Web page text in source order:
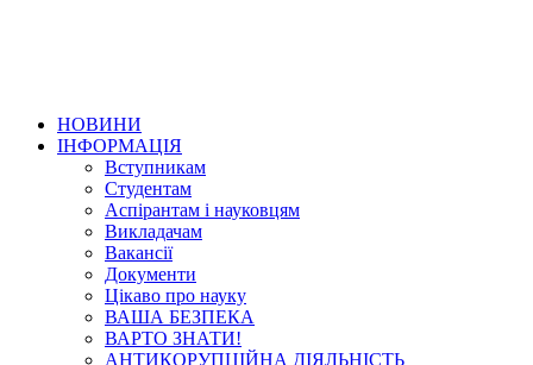
НОВИНИ
ІНФОРМАЦІЯ
Вступникам
Студентам
Аспірантам і науковцям
Викладачам
Вакансії
Документи
Цікаво про науку
ВАША БЕЗПЕКА
ВАРТО ЗНАТИ!
АНТИКОРУПЦІЙНА ДІЯЛЬНІСТЬ